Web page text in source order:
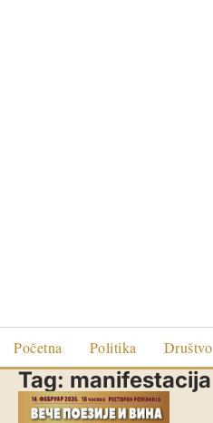
Početna Politika Društvo
Tag: manifestacija